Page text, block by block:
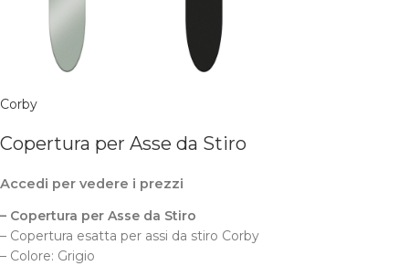
Corby
Copertura per Asse da Stiro
Accedi per vedere i prezzi
– Copertura per Asse da Stiro
– Copertura esatta per assi da stiro Corby
– Colore: Grigio